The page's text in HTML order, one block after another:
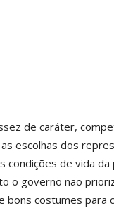
de caráter,
escolhas dos
condições de vida
o governo não
costumes para